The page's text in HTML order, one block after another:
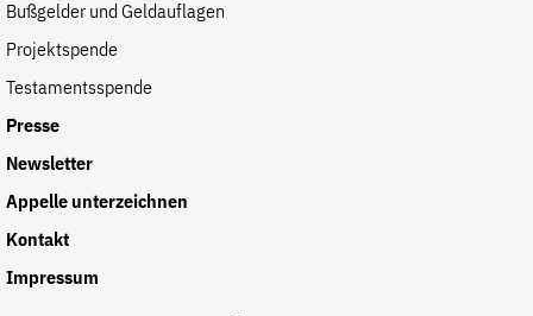
Bußgelder und Geldauflagen
Projektspende
Testamentsspende
Presse
Newsletter
Appelle unterzeichnen
Kontakt
Impressum